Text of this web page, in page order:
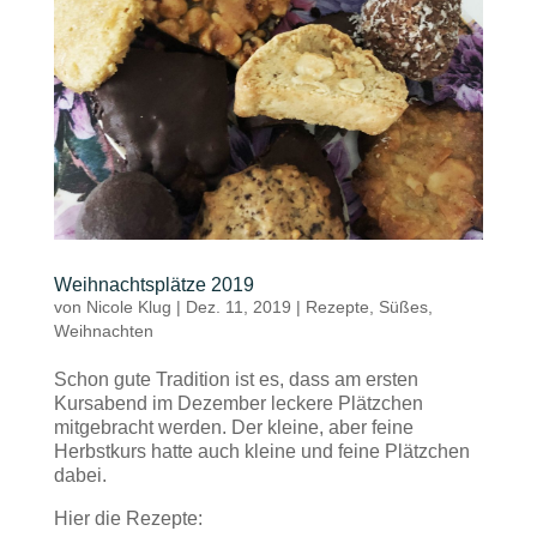
Weihnachtsplätze 2019
von Nicole Klug | Dez. 11, 2019 | Rezepte, Süßes,
Weihnachten
Schon gute Tradition ist es, dass am ersten
Kursabend im Dezember leckere Plätzchen
mitgebracht werden. Der kleine, aber feine
Herbstkurs hatte auch kleine und feine Plätzchen
dabei.
Hier die Rezepte: